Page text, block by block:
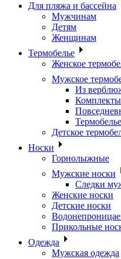
Для пляжа и бассейна
Мужчинам
Детям
Женщинам
Термобелье
Женское
Мужское
Из
Комплекты
Детское
Носки
Горнолыжные
Мужские носки
Следки
Женские носки
Детские носки
Прикольные
Одежда
Мужская одежда